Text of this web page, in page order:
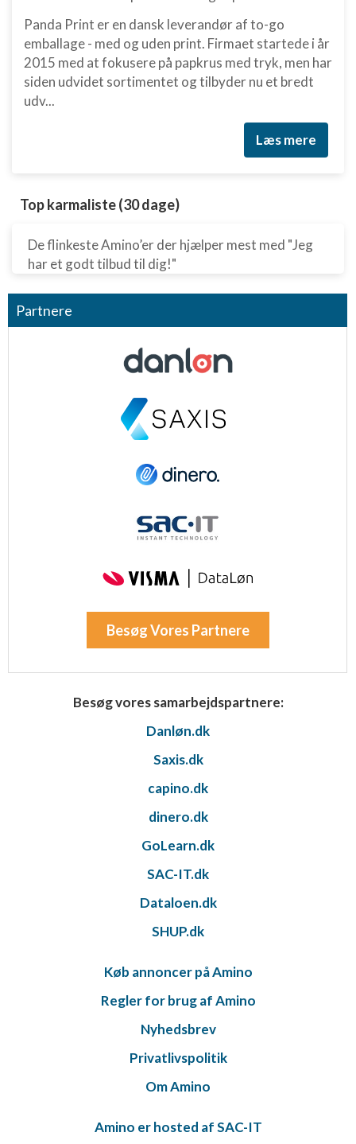
Panda Print er en dansk leverandør af to-go
emballage - med og uden print. Firmaet startede i år
2015 med at fokusere på papkrus med tryk, men har
siden udvidet sortimentet og tilbyder nu et bredt
udv...
Læs mere
Top karmaliste (30 dage)
De flinkeste Amino’er der hjælper mest med "Jeg
har et godt tilbud til dig!"
Partnere
Besøg Vores Partnere
Besøg vores samarbejdspartnere:
Danløn.dk
Saxis.dk
capino.dk
dinero.dk
GoLearn.dk
SAC-IT.dk
Dataloen.dk
SHUP.dk
Køb annoncer på Amino
Regler for brug af Amino
Nyhedsbrev
Privatlivspolitik
Om Amino
Amino er hosted af SAC-IT